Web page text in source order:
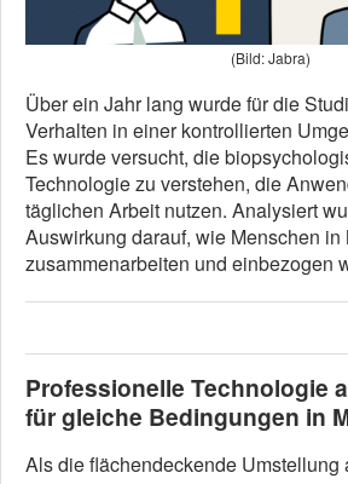
(Bild: Jabra)
Über ein Jahr lang wurde für die
Verhalten in einer kontrollierten
Es wurde versucht, die
Technologie zu verstehen, die
täglichen Arbeit nutzen. Analysiert
Auswirkung darauf, wie Menschen in
zusammenarbeiten und einbezogen
Professionelle Technologie
für gleiche Bedingungen in
Als die flächendeckende Umstellung